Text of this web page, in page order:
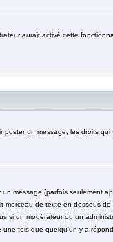
aurait activé cette
poster un message, les droits qui
message (parfois seulement
de texte en dessous de
si un modérateur ou un
fois que quelqu'un y a